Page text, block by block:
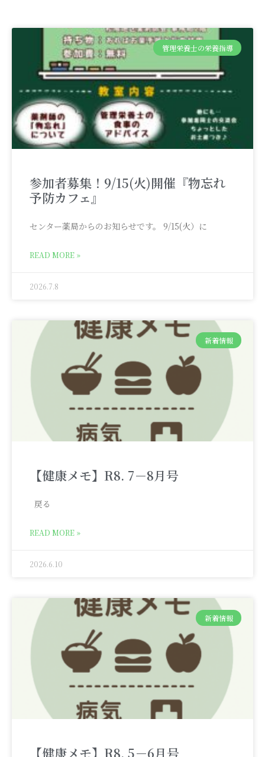
管理栄養士の栄養指導
参加者募集！9/15(火)開催『物忘れ
予防カフェ』
センター薬局からのお知らせです。 9/15(火）に
READ MORE »
2026.7.8
新着情報
【健康メモ】R8. 7－8月号
戻る
READ MORE »
2026.6.10
新着情報
【健康メモ】R8. 5－6月号